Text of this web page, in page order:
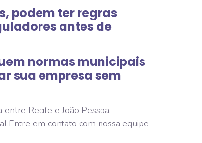
podem ter regras
antes de
normas municipais
sua empresa sem
Recife e João Pessoa.
em contato com nossa equipe